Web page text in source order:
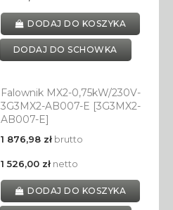
DODAJ DO KOSZYKA
DODAJ DO SCHOWKA
Falownik MX2-0,75kW/230V-
3G3MX2-AB007-E [3G3MX2-
AB007-E]
1 876,98 złbrutto
1 526,00 złnetto
DODAJ DO KOSZYKA